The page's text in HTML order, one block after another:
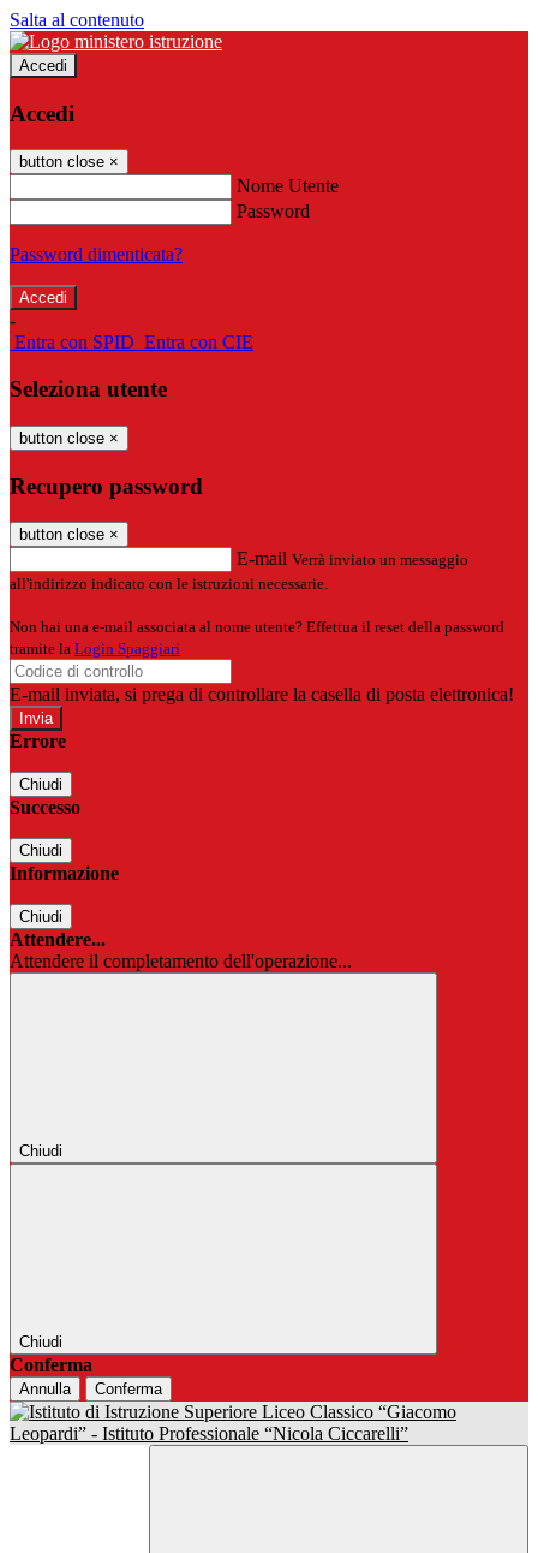
Salta al contenuto
Accedi
Accedi
button close ×
Nome Utente
Password
Password dimenticata?
-
Entra con SPID Entra con CIE
Seleziona utente
button close ×
Recupero password
button close ×
E-mail Verrà inviato un messaggio
all'indirizzo indicato con le istruzioni necessarie.
Non hai una e-mail associata al nome utente? Effettua il reset della password
tramite la Login Spaggiari
E-mail inviata, si prega di controllare la casella di posta elettronica!
Errore
Chiudi
Successo
Chiudi
Informazione
Chiudi
Attendere...
Attendere il completamento dell'operazione...
Chiudi
Chiudi
Conferma
Annulla Conferma